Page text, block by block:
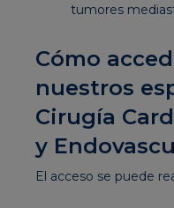
tumores
Cómo
nuestros
Cirugía
y
El acceso se puede